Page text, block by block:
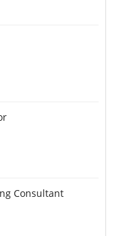
Consultant